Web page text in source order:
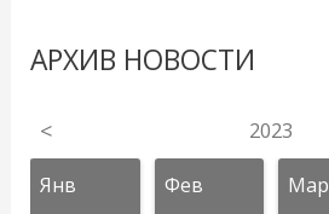
АРХИВ НОВОСТИ
< 2023
Янв Фев Мар